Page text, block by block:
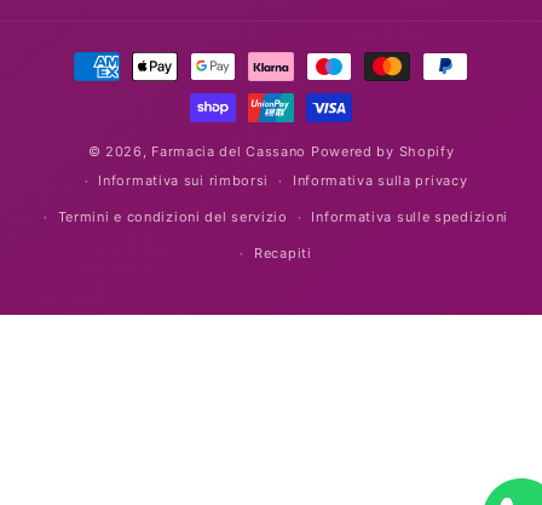
Metodi
© 2026, Farmacia del Cassano Powered by Shopify
Informativa sui rimborsi
Informativa sulla privacy
Termini e condizioni del servizio Informativa sulle spedizioni
Recapiti